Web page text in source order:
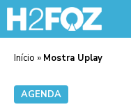
Início » Mostra Uplay
AGENDA